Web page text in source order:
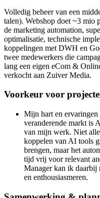
Volledig beheer van een
talen). Webshop doet ~3 mio
de marketing automation,
optimalisatie, technische
koppelingen met DWH en
twee medewerkers die
lang een eigen eCom &
verkocht aan Zuiver Media.
Voorkeur voor
Mijn hart en
veranderende markt is
van mijn werk. Niet
koppelen van AI tools
brengen, maar het
tijd vrij voor relevant
Manager kan ik daarbij
en enthousiasmeren.